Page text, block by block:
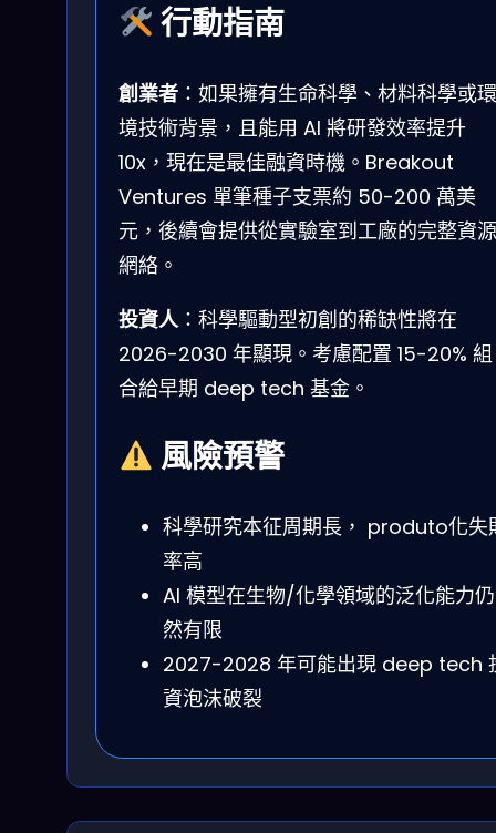
行動指南
創業者 ：如果擁有生命科學、材料科學或環
境技術背景，且能用 AI 將研發效率提升
10x，現在是最佳融資時機。Breakout
Ventures 單筆種子支票約 50-200 萬美
元，後續會提供從實驗室到工廠的完整資源
網絡。
投資人：科學驅動型初創的稀缺性將在
2026-2030 年顯現。考慮配置 15-20% 組
合給早期 deep tech 基金。
風險預警
科學研究本征周期長， produto化失
率高
AI 模型在生物/化學領域的泛化能力仍
然有限
2027-2028 年可能出現 deep tech
資泡沫破裂